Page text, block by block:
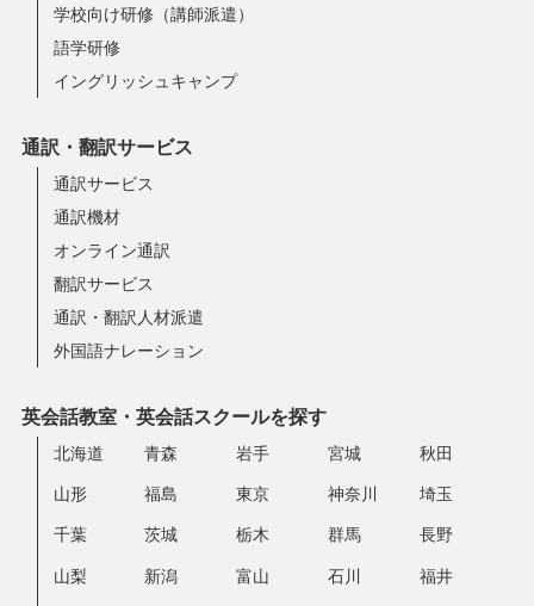
学校向け研修（講師派遣）
語学研修
イングリッシュキャンプ
通訳・翻訳サービス
通訳サービス
通訳機材
オンライン通訳
翻訳サービス
通訳・翻訳人材派遣
外国語ナレーション
英会話教室・英会話スクールを探す
北海道 青森 岩手 宮城 秋田
山形 福島 東京 神奈川 埼玉
千葉 茨城 栃木 群馬 長野
山梨 新潟 富山 石川 福井